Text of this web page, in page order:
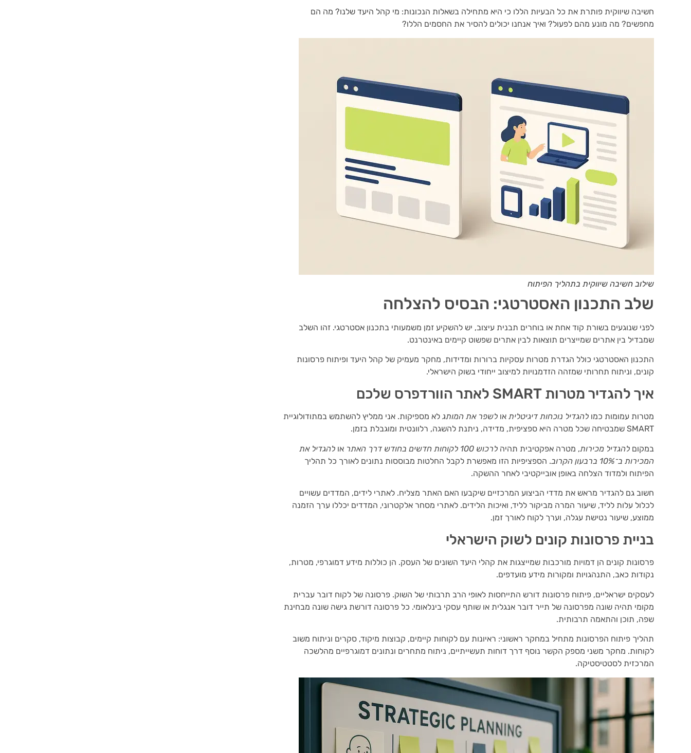
חשיבה שיווקית פותרת את כל הבעיות הללו כי היא מתחילה בשאלות הנכונות: מי קהל היעד שלנו? מה הם
מחפשים? מה מונע מהם לפעול? ואיך אנחנו יכולים להסיר את החסמים הללו?
שילוב חשיבה שיווקית בתהליך הפיתוח
שלב התכנון האסטרטגי: הבסיס להצלחה
לפני שנוגעים בשורת קוד אחת או בוחרים תבנית עיצוב, יש להשקיע זמן משמעותי בתכנון אסטרטגי. זהו השלב
שמבדיל בין אתרים שמייצרים תוצאות לבין אתרים שפשוט קיימים באינטרנט.
התכנון האסטרטגי כולל הגדרת מטרות עסקיות ברורות ומדידות, מחקר מעמיק של קהל היעד ופיתוח פרסונות
קונים, וניתוח תחרותי שמזהה הזדמנויות למיצוב ייחודי בשוק הישראלי.
איך להגדיר מטרות SMART לאתר הוורדפרס שלכם
מטרות עמומות כמו להגדיל נוכחות דיגיטלית או לשפר את המותג לא מספיקות. אני ממליץ להשתמש במתודולוגיית
SMART שמבטיחה שכל מטרה היא ספציפית, מדידה, ניתנת להשגה, רלוונטית ומוגבלת בזמן.
במקום להגדיל מכירות, מטרה אפקטיבית תהיה לרכוש 100 לקוחות חדשים בחודש דרך האתר או להגדיל את
המכירות ב־10% ברבעון הקרוב
. הספציפיות הזו מאפשרת לקבל החלטות מבוססות נתונים לאורך כל תהליך
הפיתוח ולמדוד הצלחה באופן אובייקטיבי לאחר ההשקה.
חשוב גם להגדיר מראש את מדדי הביצוע המרכזיים שיקבעו האם האתר מצליח. לאתרי לידים, המדדים עשויים
לכלול עלות לליד, שיעור המרה מביקור לליד, ואיכות הלידים. לאתרי מסחר אלקטרוני, המדדים יכללו ערך הזמנה
ממוצע, שיעור נטישת עגלה, וערך לקוח לאורך זמן.
בניית פרסונות קונים לשוק הישראלי
פרסונות קונים הן דמויות מורכבות שמייצגות את קהלי היעד השונים של העסק. הן כוללות מידע דמוגרפי, מטרות,
נקודות כאב, התנהגויות ומקורות מידע מועדפים.
לעסקים ישראליים, פיתוח פרסונות דורש התייחסות לאופי הרב תרבותי של השוק. פרסונה של לקוח דובר עברית
מקומי תהיה שונה מפרסונה של תייר דובר אנגלית או שותף עסקי בינלאומי. כל פרסונה דורשת גישה שונה מבחינת
שפה, תוכן והתאמה תרבותית.
תהליך פיתוח הפרסונות מתחיל במחקר ראשוני: ראיונות עם לקוחות קיימים, קבוצות מיקוד, סקרים וניתוח משוב
לקוחות. מחקר משני מספק הקשר נוסף דרך דוחות תעשייתיים, ניתוח מתחרים ונתונים דמוגרפיים מהלשכה
המרכזית לסטטיסטיקה.